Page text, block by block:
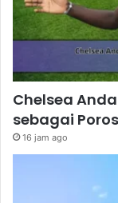
Chelsea
sebagai
16 jam ago